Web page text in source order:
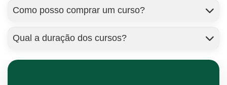
Como posso comprar um curso?
Qual a duração dos cursos?